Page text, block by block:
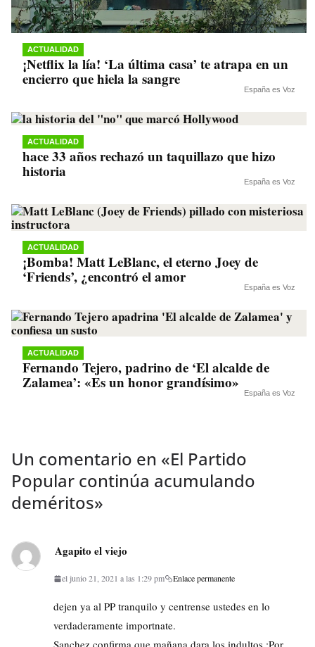
ACTUALIDAD
¡Netflix la lía! ‘La última casa’ te atrapa en un
encierro que hiela la sangre
España es Voz
ACTUALIDAD
hace 33 años rechazó un taquillazo que hizo
historia
España es Voz
ACTUALIDAD
¡Bomba! Matt LeBlanc, el eterno Joey de
‘Friends’, ¿encontró el amor
España es Voz
ACTUALIDAD
Fernando Tejero, padrino de ‘El alcalde de
Zalamea’: «Es un honor grandísimo»
España es Voz
Un comentario en «El Partido
Popular continúa acumulando
deméritos»
Agapito el viejo
el junio 21, 2021 a las 1:29 pm Enlace permanente
dejen ya al PP tranquilo y centrense ustedes en lo
verdaderamente importnate.